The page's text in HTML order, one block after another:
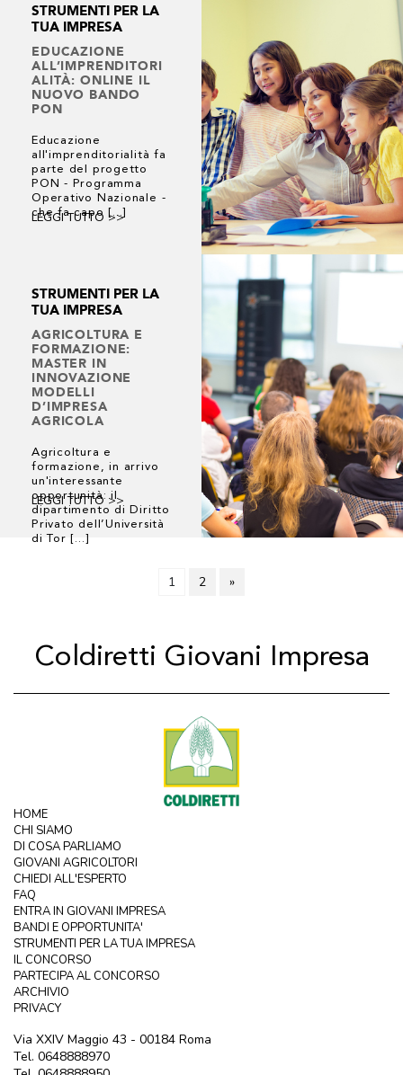
STRUMENTI PER LA
TUA IMPRESA
EDUCAZIONE
ALL’IMPRENDITORI
ALITÀ: ONLINE IL
NUOVO BANDO
PON
Educazione
all'imprenditorialità fa
parte del progetto
PON - Programma
Operativo Nazionale -
che fa capo [...]
LEGGI TUTTO >>
STRUMENTI PER LA
TUA IMPRESA
AGRICOLTURA E
FORMAZIONE:
MASTER IN
INNOVAZIONE
MODELLI
D’IMPRESA
AGRICOLA
Agricoltura e
formazione, in arrivo
un'interessante
opportunità: il
dipartimento di Diritto
Privato dell’Università
di Tor [...]
LEGGI TUTTO >>
1 2 »
Coldiretti Giovani Impresa
HOME
CHI SIAMO
DI COSA PARLIAMO
GIOVANI AGRICOLTORI
CHIEDI ALL'ESPERTO
FAQ
ENTRA IN GIOVANI IMPRESA
BANDI E OPPORTUNITA'
STRUMENTI PER LA TUA IMPRESA
IL CONCORSO
PARTECIPA AL CONCORSO
ARCHIVIO
PRIVACY
Via XXIV Maggio 43 - 00184 Roma
Tel. 0648888970